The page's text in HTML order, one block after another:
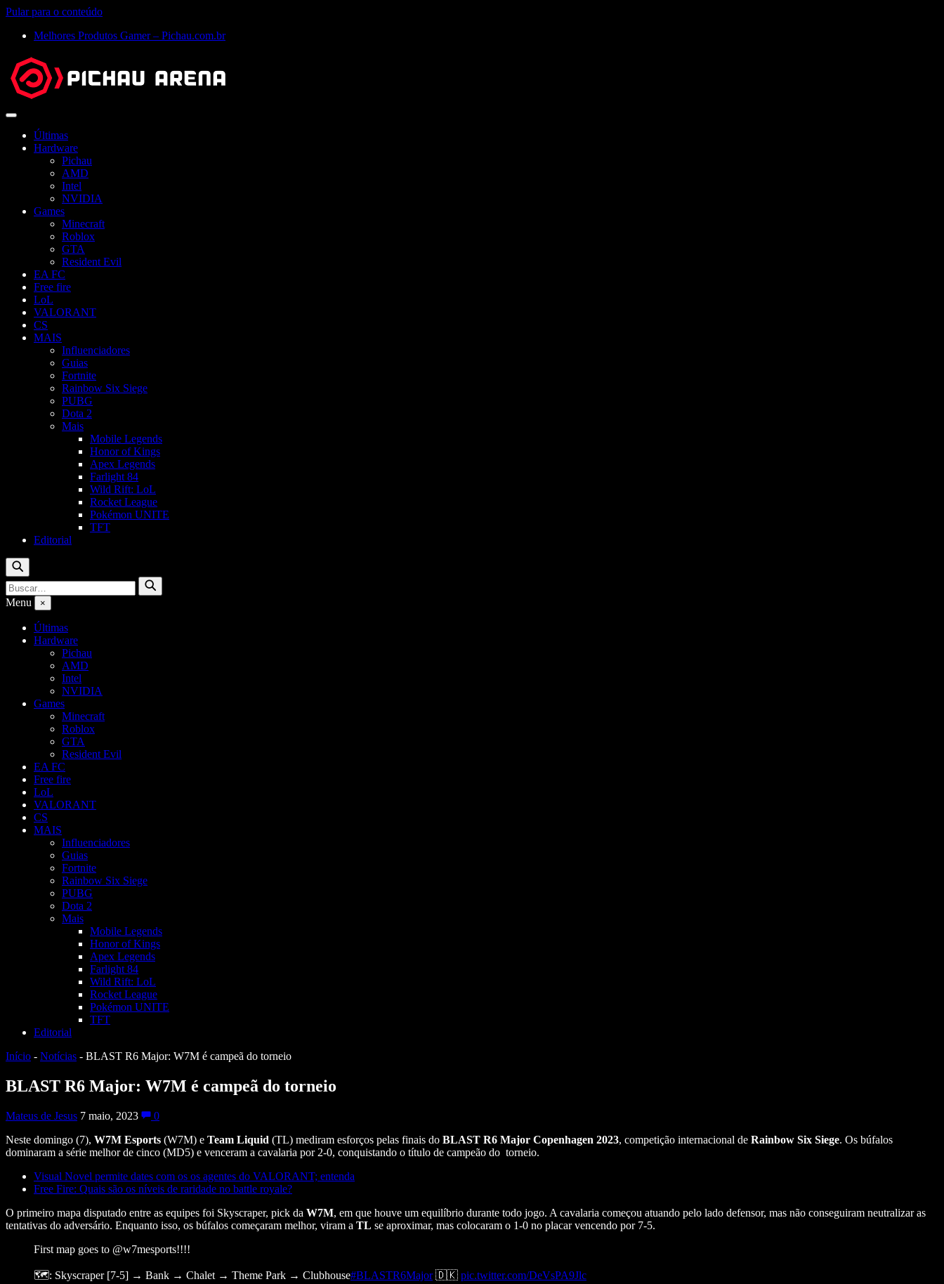
Pular para o conteúdo
Melhores Produtos Gamer – Pichau.com.br
Abrir
Últimas
Hardware
Pichau
AMD
Intel
NVIDIA
Games
Minecraft
Roblox
GTA
Resident Evil
EA FC
Free fire
LoL
VALORANT
CS
MAIS
Influenciadores
Guias
Fortnite
Rainbow Six Siege
PUBG
Dota 2
Mais
Mobile Legends
Honor of Kings
Apex Legends
Farlight 84
Wild Rift: LoL
Rocket League
Pokémon UNITE
TFT
Editorial
Buscar
Buscar
por:
Buscar
Menu ×
Últimas
Hardware
Pichau
AMD
Intel
NVIDIA
Games
Minecraft
Roblox
GTA
Resident Evil
EA FC
Free fire
LoL
VALORANT
CS
MAIS
Influenciadores
Guias
Fortnite
Rainbow Six Siege
PUBG
Dota 2
Mais
Mobile Legends
Honor of Kings
Apex Legends
Farlight 84
Wild Rift: LoL
Rocket League
Pokémon UNITE
TFT
Editorial
Início - Notícias - BLAST R6 Major: W7M é campeã do torneio
BLAST R6 Major: W7M é campeã do torneio
Mateus de Jesus 7 maio, 2023
0
Neste domingo (7), W7M Esports (W7M) e Team Liquid (TL) mediram esforços pelas finais do BLAST R6 Major Copenhagen 2023, competição internacional de Rainbow Six Siege. Os búfalos
dominaram a série melhor de cinco (MD5) e venceram a cavalaria por 2-0, conquistando o título de campeão do torneio.
Visual Novel permite dates com os os agentes do VALORANT; entenda
Free Fire: Quais são os níveis de raridade no battle royale?
O primeiro mapa disputado entre as equipes foi Skyscraper, pick da W7M, em que houve um equilíbrio durante todo jogo. A cavalaria começou atuando pelo lado defensor, mas não conseguiram neutralizar as
tentativas do adversário. Enquanto isso, os búfalos começaram melhor, viram a TL se aproximar, mas colocaram o 1-0 no placar vencendo por 7-5.
First map goes to @w7mesports!!!!
🗺️: Skyscraper [7-5] → Bank → Chalet → Theme Park → Clubhouse#BLASTR6Major🇩🇰 pic.twitter.com/DeVsPA9Jlc